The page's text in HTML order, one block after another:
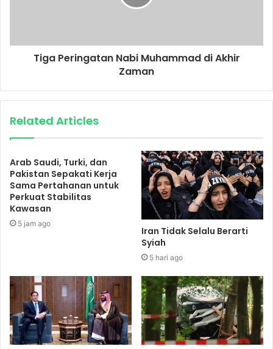
Tiga Peringatan Nabi Muhammad di Akhir
Zaman
Related Articles
Arab Saudi, Turki, dan
Pakistan Sepakati Kerja
Sama Pertahanan untuk
Perkuat Stabilitas
Kawasan
5 jam ago
Iran Tidak Selalu Berarti
Syiah
5 hari ago